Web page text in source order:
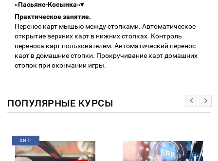
«Пасьянс-Косынка»▾
Практическое занятие.
Перенос карт мышью между стопками. Автоматическое
открытие верхних карт в нижних стопках. Контроль
переноса карт пользователем. Автоматический перенос
карт в домашние стопки. Прокручивание карт домашних
стопок при окончании игры.
ПОПУЛЯРНЫЕ КУРСЫ
ХИТ!